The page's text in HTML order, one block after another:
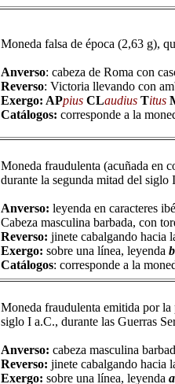
Moneda falsa de época (2,63 g),
Anverso: cabeza de Roma con
Reverso: Victoria llevando con
Exergo: APpiusCLaudiusTitus
Catálogos: corresponde a la
Moneda fraudulenta (acuñada en
durante la segunda mitad del
Anverso: leyenda en caracteres
Cabeza masculina barbada, con
Reverso: jinete cabalgando hacia
Exergo: sobre una línea, leyenda
Catálogos: corresponde a la
Moneda fraudulenta emitida por
siglo I a.C., durante las Guerras
Anverso: cabeza masculina
Reverso: jinete cabalgando hacia
Exergo: sobre una línea, leyenda